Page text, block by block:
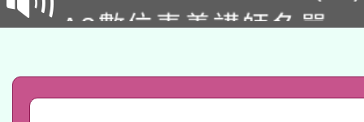
礎課程
A3數位素養講師名單
pilot」
有關大陸委員會函釋公